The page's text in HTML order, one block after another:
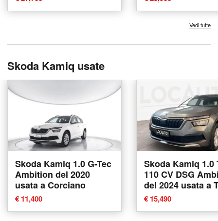
Vedi tutte
Skoda Kamiq usate
Skoda Kamiq 1.0 G-Tec
Ambition del 2020
usata a Corciano
€ 11,400
Skoda Kamiq 1.0
110 CV DSG
del 2024 usata a
€ 15,490